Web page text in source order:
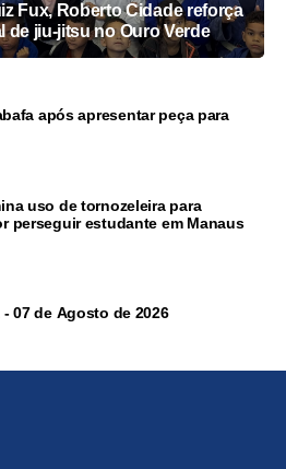
Fux, Roberto Cidade reforça
de jiu-jitsu no Ouro Verde
após apresentar peça para
uso de tornozeleira para
perseguir estudante em Manaus
07 de Agosto de 2026